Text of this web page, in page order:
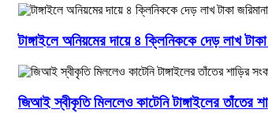
টাঙ্গাইলে অনিয়মের দায়ে ৪ ক্লিনিককে দেড় লাখ টাকা
জিআই স্বীকৃতি মিললেও কাটেনি টাঙ্গাইলের তাঁতের